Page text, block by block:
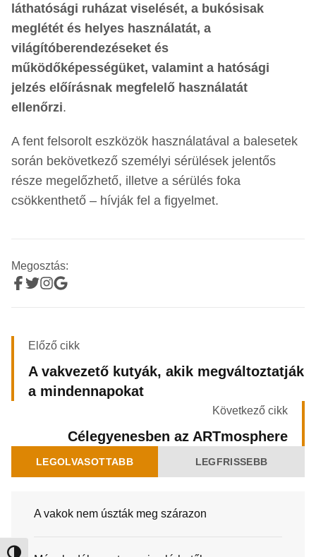
láthatósági ruházat viselését, a bukósisak
meglétét és helyes használatát, a
világítóberendezéseket és
működőképességüket, valamint a hatósági
jelzés előírásnak megfelelő használatát
ellenőrzi.
A fent felsorolt eszközök használatával a balesetek
során bekövetkező személyi sérülések jelentős
része megelőzhető, illetve a sérülés foka
csökkenthető – hívják fel a figyelmet.
Megosztás:
Előző cikk
A vakvezető kutyák, akik megváltoztatják
a mindennapokat
Következő cikk
Célegyenesben az ARTmosphere
LEGOLVASOTTABB LEGFRISSEBB
A vakok nem úszták meg szárazon